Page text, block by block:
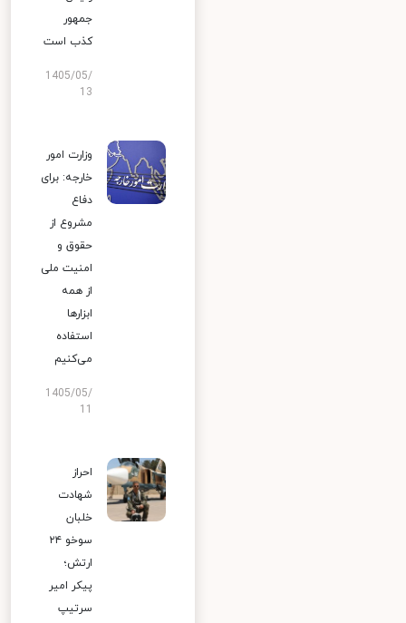
جمهور
کذب است
1405/05/
13
وزارت امور
خارجه: برای
دفاع
مشروع از
حقوق و
امنیت ملی
از همه
ابزارها
استفاده
می‌کنیم
1405/05/
احراز
شهادت
خلبان
سوخو ۲۴
ارتش؛
پیکر امیر
سرتیپ